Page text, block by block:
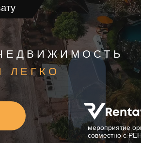
ЛЕГКО
мероприятие
совместно с